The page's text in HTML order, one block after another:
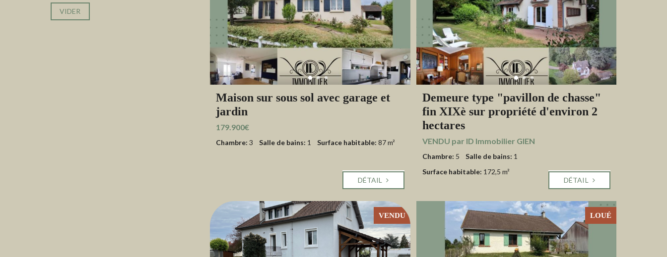
VIDER
Maison sur sous sol avec garage et
jardin
179.900€
Chambre: 3 Salle de bains: 1 Surface habitable: 87 m²
DÉTAIL
Demeure type "pavillon de chasse"
fin XIXè sur propriété d'environ 2
hectares
VENDU par ID Immobilier GIEN
Chambre: 5 Salle de bains: 1
Surface habitable: 172,5 m²
DÉTAIL
VENDU LOUÉ